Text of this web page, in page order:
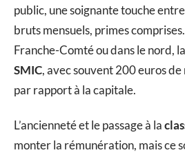
public, une soignante touche
bruts mensuels, primes
Franche-Comté ou dans le nord,
SMIC, avec souvent 200 euros
par rapport à la capitale.
L’ancienneté et le passage à la
monter la rémunération, mais ce